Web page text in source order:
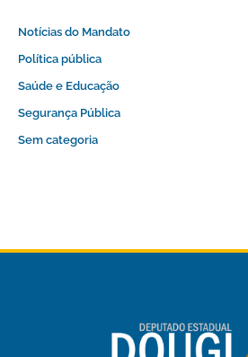
Notícias do Mandato
Política pública
Saúde e Educação
Segurança Pública
Sem categoria